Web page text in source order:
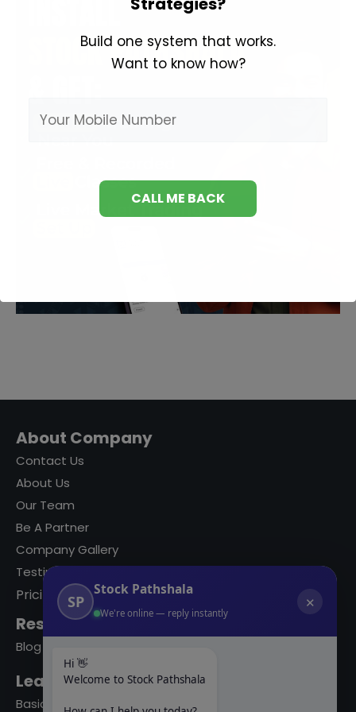
About Company
Contact Us
About Us
Our Team
Be A Partner
Company Gallery
Testimonials
Pricing
Resources
Blog
Learning Modules
Basics Of Stock Markets
SP
Stock Pathshala
We're online — reply instantly
✕
Hi 👋
Welcome to Stock Pathshala
Build one system that works.
Want to know how?